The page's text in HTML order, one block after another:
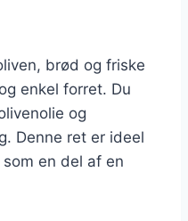
brød og friske
enkel forret. Du
og
Denne ret er ideel
en del af en